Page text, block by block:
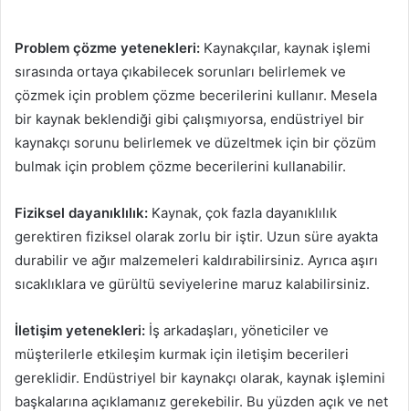
Problem çözme yetenekleri: Kaynakçılar, kaynak işlemi
sırasında ortaya çıkabilecek sorunları belirlemek ve
çözmek için problem çözme becerilerini kullanır. Mesela
bir kaynak beklendiği gibi çalışmıyorsa, endüstriyel bir
kaynakçı sorunu belirlemek ve düzeltmek için bir çözüm
bulmak için problem çözme becerilerini kullanabilir.
Fiziksel dayanıklılık: Kaynak, çok fazla dayanıklılık
gerektiren fiziksel olarak zorlu bir iştir. Uzun süre ayakta
durabilir ve ağır malzemeleri kaldırabilirsiniz. Ayrıca aşırı
sıcaklıklara ve gürültü seviyelerine maruz kalabilirsiniz.
İletişim yetenekleri: İş arkadaşları, yöneticiler ve
müşterilerle etkileşim kurmak için iletişim becerileri
gereklidir. Endüstriyel bir kaynakçı olarak, kaynak işlemini
başkalarına açıklamanız gerekebilir. Bu yüzden açık ve net